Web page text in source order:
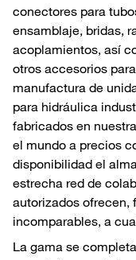
conectores para
ensamblaje, bridas,
acoplamientos, así
otros accesorios
manufactura de
para hidráulica
fabricados en
el mundo a precios
disponibilidad el
estrecha red de
autorizados ofrecen,
incomparables, a
La gama se